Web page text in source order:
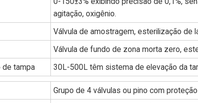
agitação, oxigênio.
Válvula de amostragem, esterilização de
Válvula de fundo de zona morta zero,
de tampa
30L-500L têm sistema de elevação da
Grupo de 4 válvulas ou pino com